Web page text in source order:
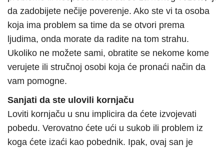
da zadobijete nečije poverenje. Ako ste vi ta osoba
koja ima problem sa time da se otvori prema
ljudima, onda morate da radite na tom strahu.
Ukoliko ne možete sami, obratite se nekome kome
verujete ili stručnoj osobi koja će pronaći način da
vam pomogne.
Sanjati da ste ulovili kornjaču
Loviti kornjaču u snu implicira da ćete izvojevati
pobedu. Verovatno ćete ući u sukob ili problem iz
koga ćete izaći kao pobednik. Ipak, ovaj san je